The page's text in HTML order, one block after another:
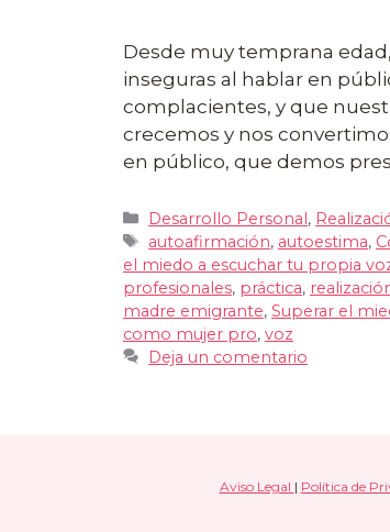
Desde muy temprana
inseguras al hablar en
complacientes, y que
crecemos y nos
en público, que demos
Categorías
Desarrollo Personal,
Etiquetas
autoafirmación, autoestima,
el miedo a escuchar tu propia
profesionales, práctica,
madre emigrante, Superar el
como mujer pro, voz
Deja un comentario
Aviso Legal | Política de